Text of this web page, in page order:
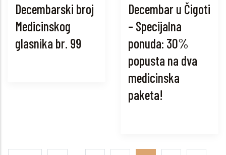
Decembarski broj
Medicinskog
glasnika br. 99
Decembar u Čigoti
– Specijalna
ponuda: 30%
popusta na dva
medicinska
paketa!